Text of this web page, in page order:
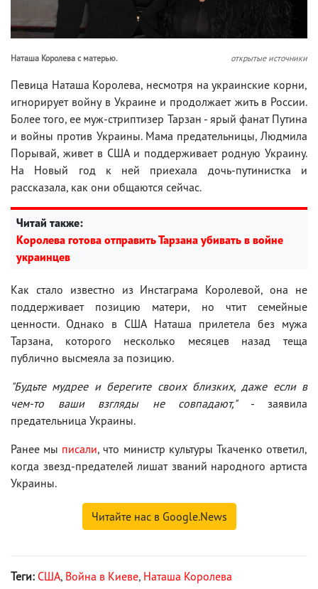
Наташа Королева с матерью. открытые источники
Певица Наташа Королева, несмотря на украинские корни,
игнорирует войну в Украине и продолжает жить в России.
Более того, ее муж-стриптизер Тарзан - ярый фанат Путина
и войны против Украины. Мама предательницы, Людмила
Порывай, живет в США и поддерживает родную Украину.
На Новый год к ней приехала дочь-путинистка и
рассказала, как они общаются сейчас.
Читай также:
Королева готова отправить Тарзана убивать в войне
украинцев
Как стало известно из Инстаграма Королевой, она не
поддерживает позицию матери, но чтит семейные
ценности. Однако в США Наташа прилетела без мужа
Тарзана, которого несколько месяцев назад теща
публично высмеяла за позицию.
"Будьте мудрее и берегите своих близких, даже если в
чем-то ваши взгляды не совпадают,"- заявила
предательница Украины.
Ранее мы писали, что министр культуры Ткаченко ответил,
когда звезд-предателей лишат званий народного артиста
Украины.
Читайте нас в Google.News
Теги: США, Война в Киеве, Наташа Королева